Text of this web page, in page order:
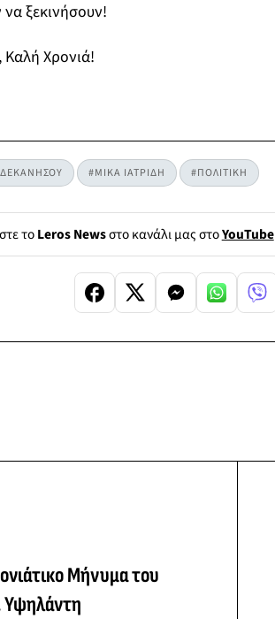
ξεκινήσουν!
Χρονιά!
#ΜΙΚΑ ΙΑΤΡΙΔΗ #ΠΟΛΙΤΙΚΗ
τοLeros Newsστο κανάλι μας στοYouTube
Μήνυμα του
Υψηλάντη